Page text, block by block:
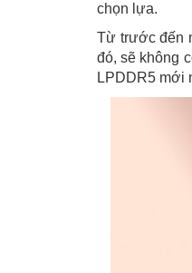
chọn lựa.
Từ trước đến
đó, sẽ không
LPDDR5 mới